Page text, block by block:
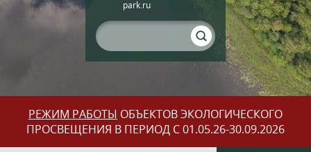
park.ru
РЕЖИМ РАБОТЫ ОБЪЕКТОВ ЭКОЛОГИЧЕСКОГО
ПРОСВЕЩЕНИЯ В ПЕРИОД С 01.05.26-30.09.2026